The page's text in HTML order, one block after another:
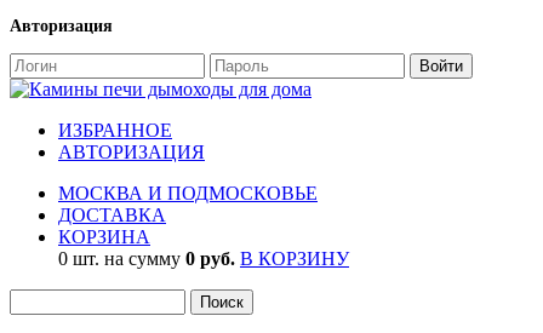
Авторизация
ИЗБРАННОЕ
АВТОРИЗАЦИЯ
МОСКВА И ПОДМОСКОВЬЕ
ДОСТАВКА
КОРЗИНА
0 шт. на сумму 0 руб. В КОРЗИНУ